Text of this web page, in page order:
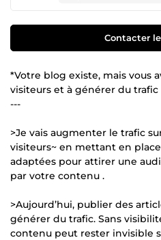
Contacter
*Votre blog existe, mais vous
visiteurs et à générer du
---
>Je vais augmenter le trafic
visiteurs~ en mettant en
adaptées pour attirer une
par votre contenu .
>Aujourd’hui, publier des
générer du trafic. Sans
contenu peut rester invisible